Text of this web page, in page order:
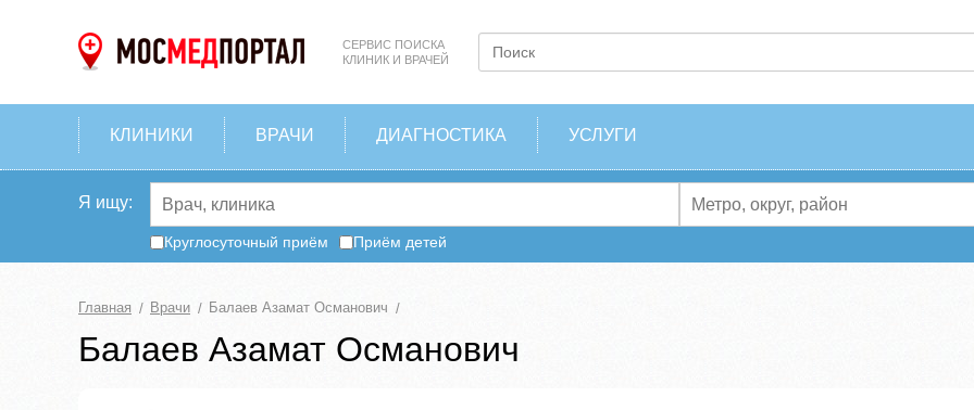
СЕРВИС ПОИСКА
КЛИНИК И ВРАЧЕЙ
КЛИНИКИ ВРАЧИ ДИАГНОСТИКА УСЛУГИ
Я ищу:
Круглосуточный приём Приём детей
Главная Врачи Балаев Азамат Османович
Балаев Азамат Османович